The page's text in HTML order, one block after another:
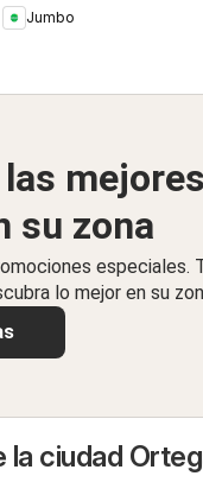
Jumbo
mejores
su zona
especiales.
lo mejor en su
la ciudad